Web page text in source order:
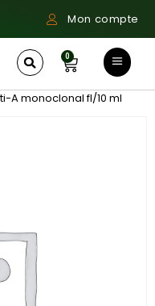
Mon compte
0
A monoclonal fl/10 ml